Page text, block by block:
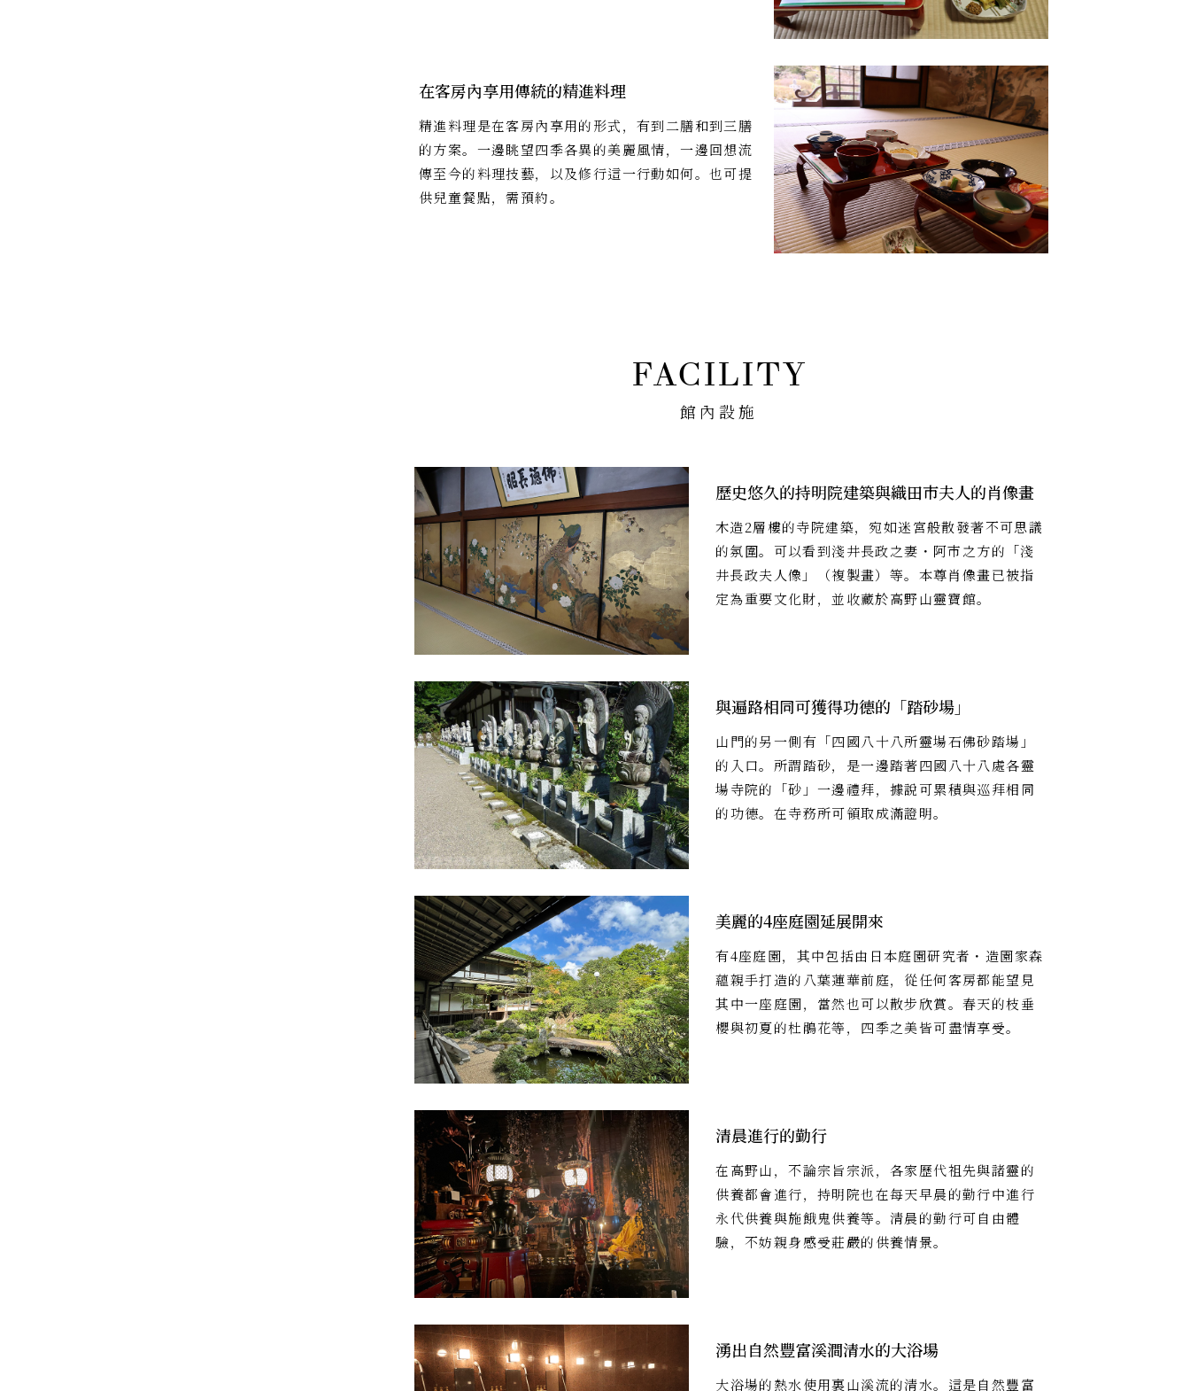
在客房內享用傳統的精進料理
精進料理是在客房內享用的形式，有到二膳和到三膳
的方案。一邊眺望四季各異的美麗風情，一邊回想流
傳至今的料理技藝，以及修行這一行動如何。也可提
供兒童餐點，需預約。
館內設施
歷史悠久的持明院建築與織田市夫人的肖像畫
木造2層樓的寺院建築，宛如迷宮般散發著不可思議
的氛圍。可以看到淺井長政之妻・阿市之方的「淺
井長政夫人像」（複製畫）等。本尊肖像畫已被指
定為重要文化財，並收藏於高野山靈寶館。
與遍路相同可獲得功德的「踏砂場」
山門的另一側有「四國八十八所靈場石佛砂踏場」
的入口。所謂踏砂，是一邊踏著四國八十八處各靈
場寺院的「砂」一邊禮拜，據說可累積與巡拜相同
的功德。在寺務所可領取成滿證明。
美麗的4座庭園延展開來
有4座庭園，其中包括由日本庭園研究者・造園家森
蘊親手打造的八葉蓮華前庭，從任何客房都能望見
其中一座庭園，當然也可以散步欣賞。春天的枝垂
櫻與初夏的杜鵑花等，四季之美皆可盡情享受。
清晨進行的勤行
在高野山，不論宗旨宗派，各家歷代祖先與諸靈的
供養都會進行，持明院也在每天早晨的勤行中進行
永代供養與施餓鬼供養等。清晨的勤行可自由體
驗，不妨親身感受莊嚴的供養情景。
湧出自然豐富溪澗清水的大浴場
大浴場的熱水使用裏山溪流的清水。這是自然豐富